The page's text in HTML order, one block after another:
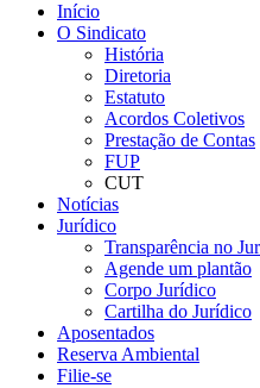
Início
O Sindicato
História
Diretoria
Estatuto
Acordos Coletivos
Prestação de Contas
FUP
CUT
Notícias
Jurídico
Transparência no
Agende um plantão
Corpo Jurídico
Cartilha do Jurídico
Aposentados
Reserva Ambiental
Filie-se